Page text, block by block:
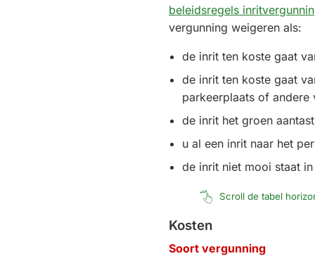
beleidsregels
vergunning weigeren als:
de inrit ten koste gaat
de inrit ten koste gaat
parkeerplaats of andere
de inrit het groen aantast
u al een inrit naar het
de inrit niet mooi staat
Scroll de tabel
Kosten
Soort vergunning